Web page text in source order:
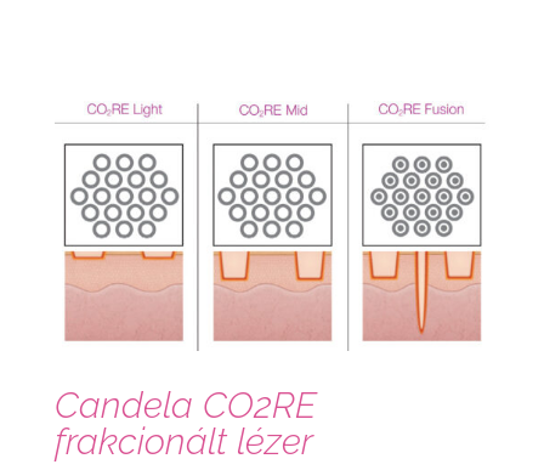
Candela CO2RE
frakcionált lézer